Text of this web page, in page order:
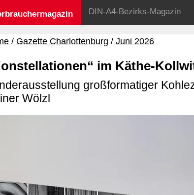
DIN-A4-Bezirks-Magazin
Gazette Charlottenburg Juni 2026
im Käthe-
großformatiger
Wölzl